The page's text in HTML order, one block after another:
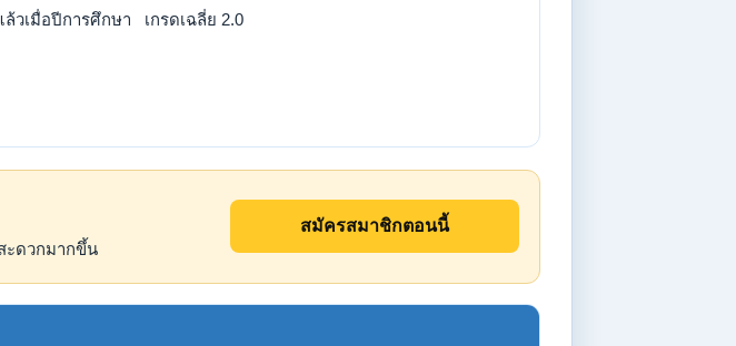
วเมื่อปีการศึกษา เกรดเฉลี่ย 2.0
ะดวกมากขึ้น
สมัครสมาชิกตอนนี้